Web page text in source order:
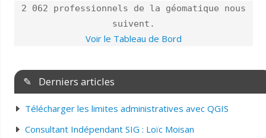
2 062 professionnels de la géomatique nous
suivent.
Voir le Tableau de Bord
✎ Derniers articles
Télécharger les limites administratives avec QGIS
Consultant Indépendant SIG : Loïc Moisan